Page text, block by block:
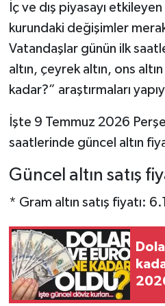
İç ve dış piyasayı etkileyen
kurundaki değişimler
Vatandaşlar günün ilk
altın, çeyrek altın, ons
kadar?” araştırmaları
İşte 9 Temmuz 2026
saatlerinde güncel altın
Güncel altın satış
* Gram altın satış fiyatı: